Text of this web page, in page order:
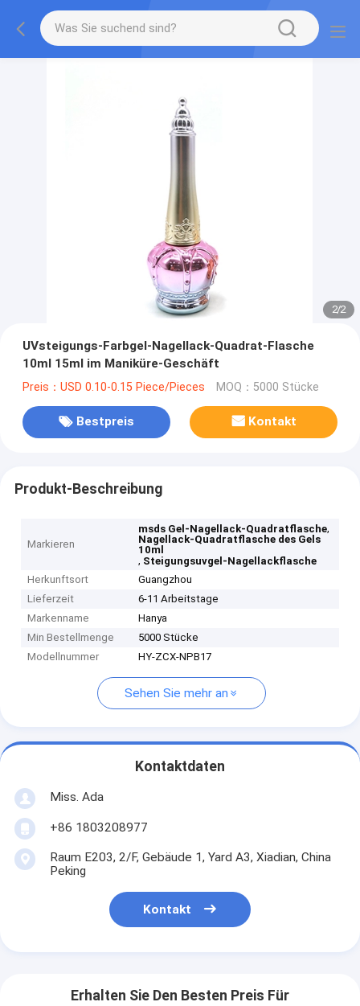
2/2
UVsteigungs-Farbgel-Nagellack-Quadrat-Flasche
10ml 15ml im Maniküre-Geschäft
Preis：USD 0.10-0.15 Piece/Pieces MOQ：5000 Stücke
Bestpreis Kontakt
Produkt-Beschreibung
Markieren
msds Gel-Nagellack-Quadratflasche,
Nagellack-Quadratflasche des Gels
10ml
, Steigungsuvgel-Nagellackflasche
Herkunftsort
Guangzhou
Lieferzeit
6-11 Arbeitstage
Markenname
Hanya
Min Bestellmenge
5000 Stücke
Modellnummer
HY-ZCX-NPB17
Sehen Sie mehr an
Kontaktdaten
Miss. Ada
+86 1803208977
Raum E203, 2/F, Gebäude 1, Yard A3, Xiadian, China
Peking
Kontakt
Erhalten Sie Den Besten Preis Für